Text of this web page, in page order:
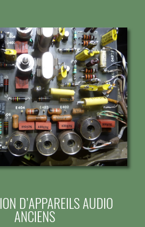
D’APPAREILS AUDIO
ANCIENS